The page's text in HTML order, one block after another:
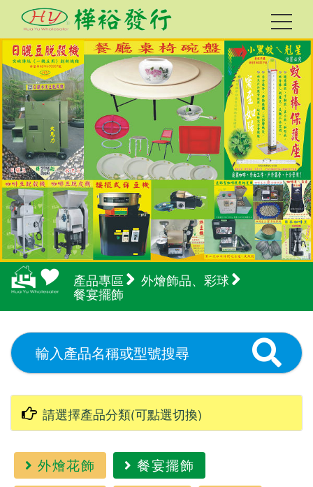
產品專區 外燴飾品、彩球
餐宴擺飾
外燴花飾
餐宴擺飾